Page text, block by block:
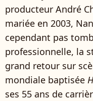
producteur André
mariée en 2003,
cependant pas
professionnelle, la
grand retour sur
mondiale baptisée
ses 55 ans de